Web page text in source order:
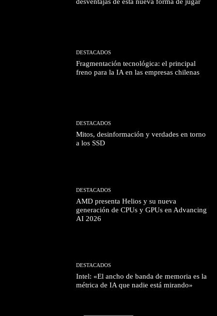
DESTACADOS
Fragmentación tecnológica: el principal
freno para la IA en las empresas chilenas
DESTACADOS
Mitos, desinformación y verdades en torno
a los SSD
DESTACADOS
AMD presenta Helios y su nueva
generación de CPUs y GPUs en Advancing
AI 2026
DESTACADOS
Intel: «El ancho de banda de memoria es la
métrica de IA que nadie está mirando»